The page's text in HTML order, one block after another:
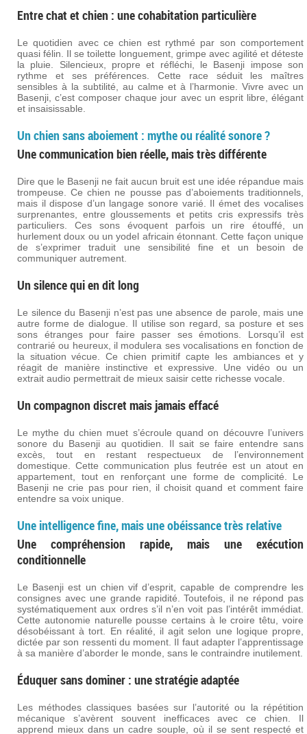
Entre chat et chien : une cohabitation particulière
Le quotidien avec ce chien est rythmé par son comportement
quasi félin. Il se toilette longuement, grimpe avec agilité et déteste
la pluie. Silencieux, propre et réfléchi, le Basenji impose son
rythme et ses préférences. Cette race séduit les maîtres
sensibles à la subtilité, au calme et à l’harmonie. Vivre avec un
Basenji, c’est composer chaque jour avec un esprit libre, élégant
et insaisissable.
Un chien sans aboiement : mythe ou réalité sonore ?
Une communication bien réelle, mais très différente
Dire que le Basenji ne fait aucun bruit est une idée répandue mais
trompeuse. Ce chien ne pousse pas d’aboiements traditionnels,
mais il dispose d’un langage sonore varié. Il émet des vocalises
surprenantes, entre gloussements et petits cris expressifs très
particuliers. Ces sons évoquent parfois un rire étouffé, un
hurlement doux ou un yodel africain étonnant. Cette façon unique
de s’exprimer traduit une sensibilité fine et un besoin de
communiquer autrement.
Un silence qui en dit long
Le silence du Basenji n’est pas une absence de parole, mais une
autre forme de dialogue. Il utilise son regard, sa posture et ses
sons étranges pour faire passer ses émotions. Lorsqu’il est
contrarié ou heureux, il modulera ses vocalisations en fonction de
la situation vécue. Ce chien primitif capte les ambiances et y
réagit de manière instinctive et expressive. Une vidéo ou un
extrait audio permettrait de mieux saisir cette richesse vocale.
Un compagnon discret mais jamais effacé
Le mythe du chien muet s’écroule quand on découvre l’univers
sonore du Basenji au quotidien. Il sait se faire entendre sans
excès, tout en restant respectueux de l’environnement
domestique. Cette communication plus feutrée est un atout en
appartement, tout en renforçant une forme de complicité. Le
Basenji ne crie pas pour rien, il choisit quand et comment faire
entendre sa voix unique.
Une intelligence fine, mais une obéissance très relative
Une compréhension rapide, mais une exécution
conditionnelle
Le Basenji est un chien vif d’esprit, capable de comprendre les
consignes avec une grande rapidité. Toutefois, il ne répond pas
systématiquement aux ordres s’il n’en voit pas l’intérêt immédiat.
Cette autonomie naturelle pousse certains à le croire têtu, voire
désobéissant à tort. En réalité, il agit selon une logique propre,
dictée par son ressenti du moment. Il faut adapter l’apprentissage
à sa manière d’aborder le monde, sans le contraindre inutilement.
Éduquer sans dominer : une stratégie adaptée
Les méthodes classiques basées sur l’autorité ou la répétition
mécanique s’avèrent souvent inefficaces avec ce chien. Il
apprend mieux dans un cadre souple, où il se sent respecté et